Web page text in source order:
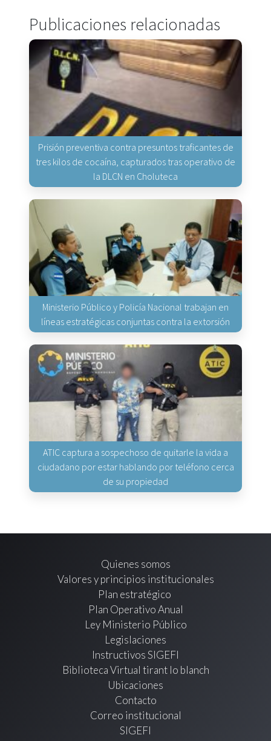
Publicaciones relacionadas
Prisión preventiva contra presuntos traficantes de
tres kilos de cocaína, capturados tras operativo de
la DLCN en Choluteca
Ministerio Público y Policía Nacional trabajan en
líneas estratégicas conjuntas contra la extorsión
ATIC captura a sospechoso de quitarle la vida a
ciudadano por estar hablando por teléfono cerca
de su propiedad
Quienes somos
Valores y principios institucionales
Plan estratégico
Plan Operativo Anual
Ley Ministerio Público
Legislaciones
Instructivos SIGEFI
Biblioteca Virtual tirant lo blanch
Ubicaciones
Contacto
Correo institucional
SIGEFI